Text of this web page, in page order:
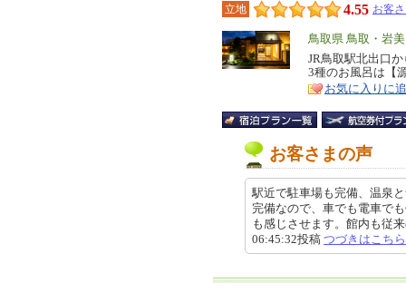
立地 4.55 お客
エ
リ
ア
鳥取県 鳥取・岩
特
徴
JR鳥取駅北出口
3種のお風呂は【
お気に入りに
お客さまの声
駅近で駐車場も完備、温泉
完備なので、車でも電車で
も感じさせます。館内も従
06:45:32投稿 つづきはこちら